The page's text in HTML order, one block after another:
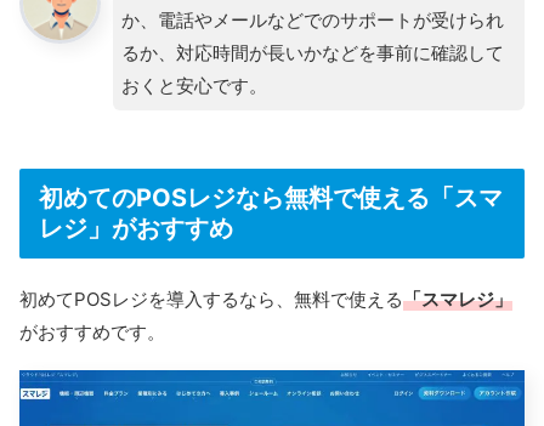
か、電話やメールなどでのサポートが受けられ
るか、対応時間が長いかなどを事前に確認して
おくと安心です。
初めてのPOSレジなら無料で使える「スマ
レジ」がおすすめ
初めてPOSレジを導入するなら、無料で使える「スマレジ」
がおすすめです。